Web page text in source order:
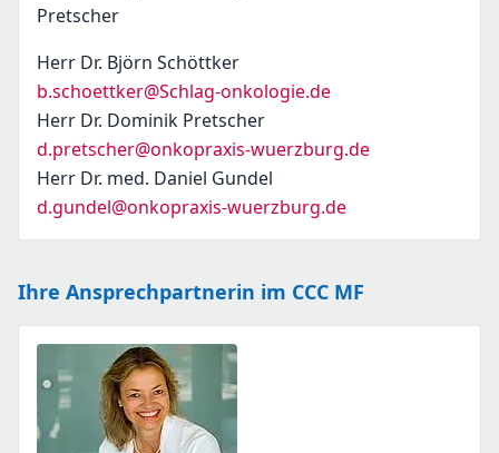
Pretscher
Herr Dr. Björn Schöttker
b.schoettker@Schlag-onkologie.de
Herr Dr. Dominik Pretscher
d.pretscher@onkopraxis-wuerzburg.de
Herr Dr. med. Daniel Gundel
d.gundel@onkopraxis-wuerzburg.de
Ihre Ansprechpartnerin im CCC MF